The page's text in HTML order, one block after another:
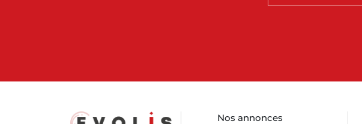
Les avantages d'acheter des bureaux à Champs-sur-
qui allie vision, performance et qualité de vie.Nos annonces